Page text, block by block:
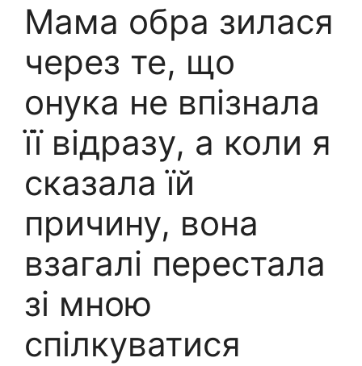
Мама обра зилася
через те, що
онука не впізнала
її відразу, а коли я
сказала їй
причину, вона
взагалі перестала
зі мною
спілкуватися